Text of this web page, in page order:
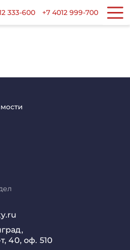
333-600 +7 4012 999-700
40, оф. 510